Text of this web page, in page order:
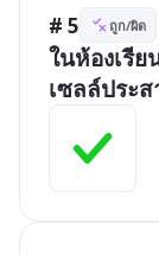
# 5 ถูก/ผิด
ในห้องเรี
เซลล์ประ